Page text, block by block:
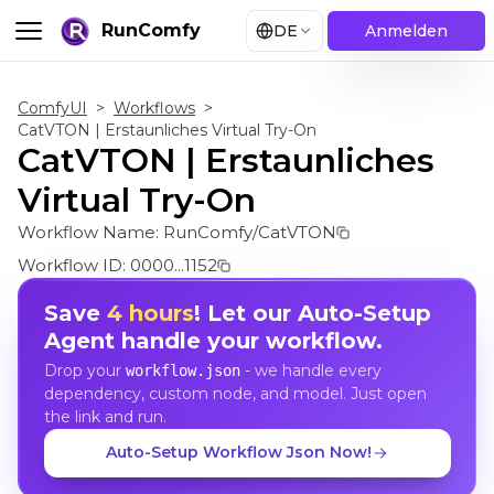
RunComfy DE Anmelden
ComfyUI > Workflows >
CatVTON | Erstaunliches Virtual Try-On
CatVTON | Erstaunliches
Virtual Try-On
Workflow Name: RunComfy/CatVTON
Workflow ID: 0000...1152
Save 4 hours! Let our Auto-Setup
Agent handle your workflow.
Drop your workflow.json- we handle every
dependency, custom node, and model. Just open
the link and run.
Auto-Setup Workflow Json Now!